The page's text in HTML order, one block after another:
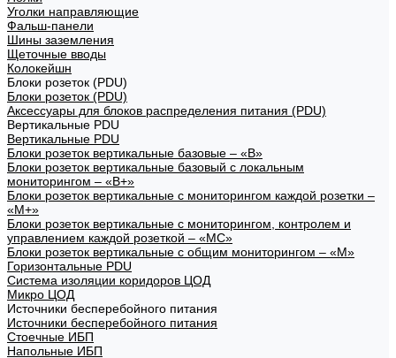
Уголки направляющие
Фальш-панели
Шины заземления
Щеточные вводы
Колокейшн
Блоки розеток (PDU)
Блоки розеток (PDU)
Аксессуары для блоков распределения питания (PDU)
Вертикальные PDU
Вертикальные PDU
Блоки розеток вертикальные базовые – «В»
Блоки розеток вертикальные базовый с локальным
мониторингом – «В+»
Блоки розеток вертикальные с мониторингом каждой розетки –
«М+»
Блоки розеток вертикальные с мониторингом, контролем и
управлением каждой розеткой – «МС»
Блоки розеток вертикальные с общим мониторингом – «М»
Горизонтальные PDU
Система изоляции коридоров ЦОД
Микро ЦОД
Источники бесперебойного питания
Источники бесперебойного питания
Стоечные ИБП
Напольные ИБП